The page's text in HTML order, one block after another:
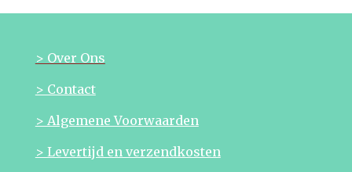
> Over Ons
> Contact
> Algemene Voorwaarden
> Levertijd en verzendkosten